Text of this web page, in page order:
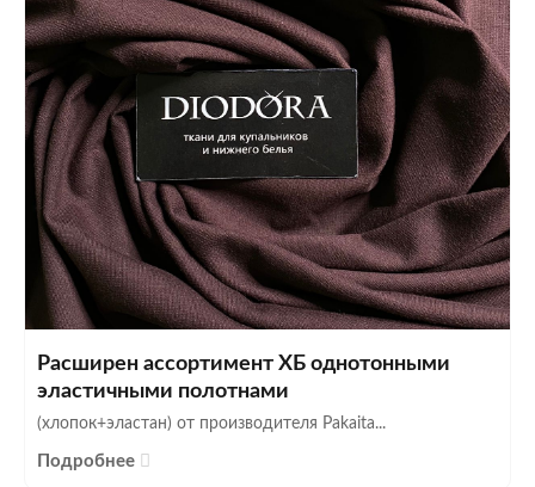
Расширен ассортимент ХБ однотонными
эластичными полотнами
(хлопок+эластан) от производителя Pakaita...
Подробнее